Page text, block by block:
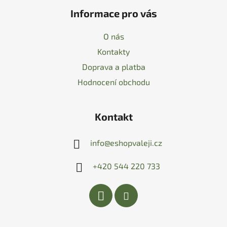
Informace pro vás
O nás
Kontakty
Doprava a platba
Hodnocení obchodu
Kontakt
info@eshopvaleji.cz
+420 544 220 733